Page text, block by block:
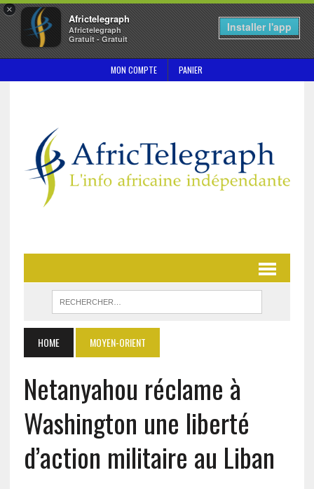
×
Africtelegraph
Africtelegraph
Gratuit - Gratuit
Installer l'app
MON COMPTE PANIER
HOME MOYEN-ORIENT
Netanyahou réclame à
Washington une liberté
d’action militaire au Liban